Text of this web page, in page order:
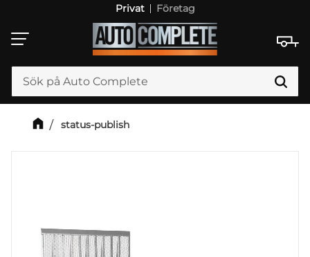
Meny
Privat Företag
status-publish